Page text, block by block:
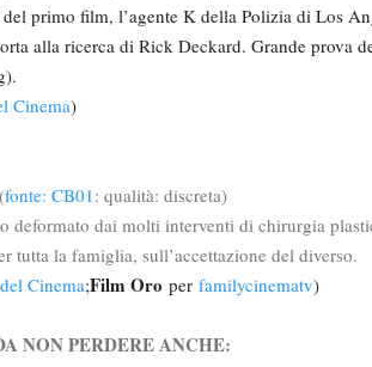
primo film, l’agente K della Polizia di Los
alla ricerca di Rick Deckard. Grande prova
Cinema)
(fonte: CB01 : qualità: discreta)
deformato dai molti interventi di chirurgia
tutta la famiglia, sull’accettazione del diverso.
Cinema;Film Oro per familycinematv)
NON PERDERE ANCHE: